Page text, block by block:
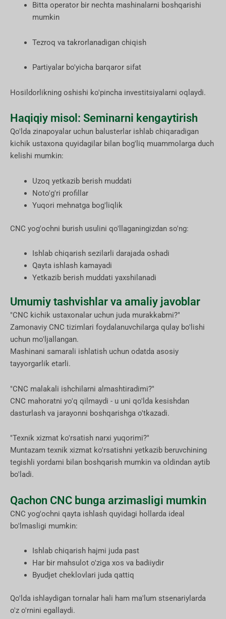
Bitta operator bir nechta mashinalarni boshqarishi
mumkin
Tezroq va takrorlanadigan chiqish
Partiyalar bo'yicha barqaror sifat
Hosildorlikning oshishi ko'pincha investitsiyalarni oqlaydi.
Haqiqiy misol: Seminarni kengaytirish
Qo'lda zinapoyalar uchun balusterlar ishlab chiqaradigan
kichik ustaxona quyidagilar bilan bog'liq muammolarga duch
kelishi mumkin:
Uzoq yetkazib berish muddati
Noto'g'ri profillar
Yuqori mehnatga bog'liqlik
CNC yog'ochni burish usulini qo'llaganingizdan so'ng:
Ishlab chiqarish sezilarli darajada oshadi
Qayta ishlash kamayadi
Yetkazib berish muddati yaxshilanadi
Umumiy tashvishlar va amaliy javoblar
"CNC kichik ustaxonalar uchun juda murakkabmi?"
Zamonaviy CNC tizimlari foydalanuvchilarga qulay bo'lishi
uchun mo'ljallangan.
Mashinani samarali ishlatish uchun odatda asosiy
tayyorgarlik etarli.
"CNC malakali ishchilarni almashtiradimi?"
CNC mahoratni yo'q qilmaydi - u uni qo'lda kesishdan
dasturlash va jarayonni boshqarishga o'tkazadi.
"Texnik xizmat ko'rsatish narxi yuqorimi?"
Muntazam texnik xizmat ko'rsatishni yetkazib beruvchining
tegishli yordami bilan boshqarish mumkin va oldindan aytib
bo'ladi.
Qachon CNC bunga arzimasligi mumkin
CNC yog'ochni qayta ishlash quyidagi hollarda ideal
bo'lmasligi mumkin:
Ishlab chiqarish hajmi juda past
Har bir mahsulot o'ziga xos va badiiydir
Byudjet cheklovlari juda qattiq
Qo'lda ishlaydigan tornalar hali ham ma'lum stsenariylarda
o'z o'rnini egallaydi.